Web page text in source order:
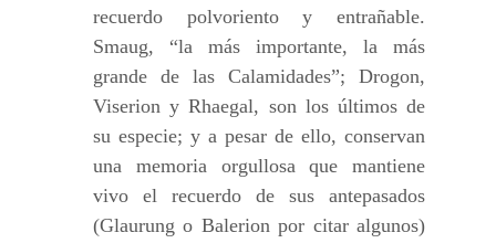
recuerdo polvoriento y entrañable.
Smaug, “la más importante, la más
grande de las Calamidades”; Drogon,
Viserion y Rhaegal, son los últimos de
su especie; y a pesar de ello, conservan
una memoria orgullosa que mantiene
vivo el recuerdo de sus antepasados
(Glaurung o Balerion por citar algunos)